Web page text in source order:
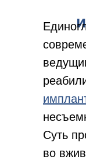
Суть
во